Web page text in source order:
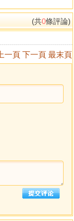
(共0條評論)
上一頁 下一頁 最末頁